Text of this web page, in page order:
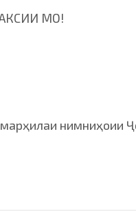
МО!
нимниҳоии